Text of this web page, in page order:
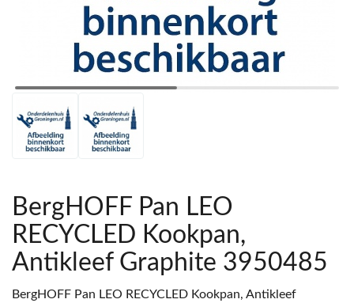
BergHOFF Pan LEO
RECYCLED Kookpan,
Antikleef Graphite 3950485
BergHOFF Pan LEO RECYCLED Kookpan, Antikleef